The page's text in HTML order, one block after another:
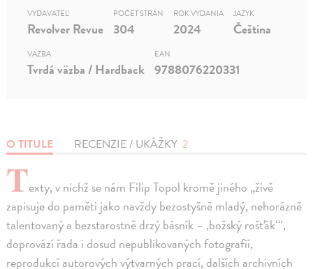
O TITULE RECENZIE / UKÁŽKY 2
Texty, v nichž se nám Filip Topol kromě jiného „živě
zapisuje do paměti jako navždy bezostyšně mladý, nehorázně
talentovaný a bezstarostně drzý básník – ‚božský rošťák‘“,
doprovází řada i dosud nepublikovaných fotografií,
reprodukcí autorových výtvarných prací, dalších archivních
VYDAVATEĽ
Revolver Revue
POČET STRÁN
304
ROK VYDANIA
2024
JAZYK
Čeština
VÄZBA
Tvrdá väzba / Hardback
EAN
9788076220331